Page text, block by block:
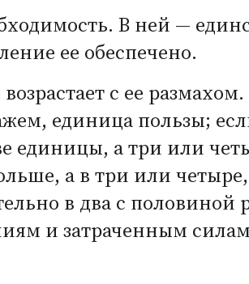
В ней —
ее обеспечено.
с ее
единица пользы;
единицы, а три или
а в три или четыре,
в два с половиной
и затраченным